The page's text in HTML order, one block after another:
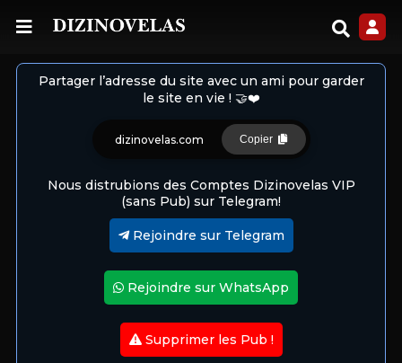
Partager l’adresse du site avec un ami pour garder
le site en vie ! 🤝❤️
dizinovelas.com Copier
Nous distrubions des Comptes Dizinovelas VIP
(sans Pub) sur Telegram!
Rejoindre sur Telegram
Rejoindre sur WhatsApp
Supprimer les Pub !